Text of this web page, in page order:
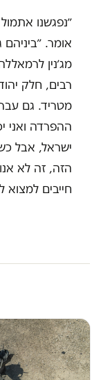
״נפגשנו
אומר.
מג׳נין
רבים, חלק
מטריד. גם
ההפרדה ואני
ישראל, אבל
הזה, זה לא
חייבים למצוא